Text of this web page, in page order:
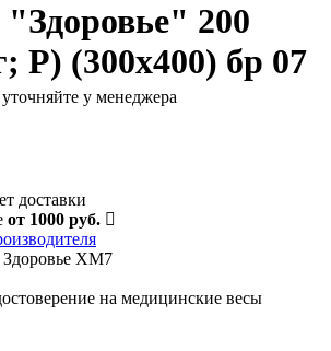
200
(300х400) бр 07
у менеджера
доставки
от 1000 руб.
ХМ7
на медицинские весы